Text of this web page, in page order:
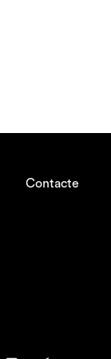
Contacte